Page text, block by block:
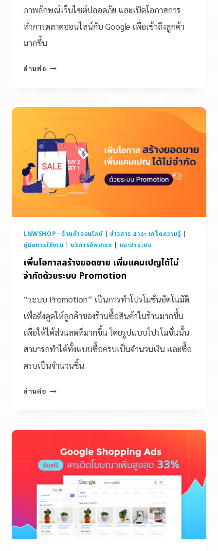
ภาพลักษณ์เว็บไซต์ปลอดภัย และเปิดโอกาสการ
ทำการตลาดออนไลน์กับ Google เพื่อเข้าถึงลูกค้า
มากขึ้น
อ่านต่อ
LNWSHOP - ร้านค้าออนไลน์ |ข่าวสาร สาระ เกร็ดความรู้ |
คู่มือการใช้งาน | บริการอัพเกรด | แนะนำระบบ
เพิ่มโอกาสสร้างยอดขาย เพิ่มแคมเปญได้ไม่
จำกัดด้วยระบบ Promotion
“ระบบ Promotion“ เป็นการทำโปรโมชั่นอัตโนมัติ
เพื่อดึงดูดให้ลูกค้าของร้านซื้อสินค้าในร้านมากขึ้น
เพื่อให้ได้ส่วนลดที่มากขึ้น โดยรูปแบบโปรโมชั่นนั้น
สามารถทำได้ทั้งแบบซื้อครบเป็นจำนวนเงิน และซื้อ
ครบเป็นจำนวนชิ้น
อ่านต่อ